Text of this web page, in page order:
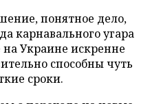
понятное дело,
карнавального угара
Украине искренне
способны чуть
сроки.